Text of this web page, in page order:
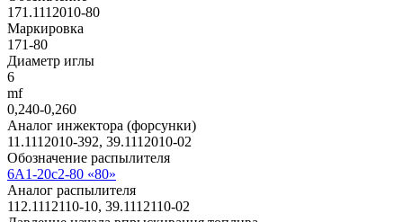
171.1112010-80
Маркировка
171-80
Диаметр иглы
6
mf
0,240-0,260
Аналог инжектора (форсунки)
11.1112010-392, 39.1112010-02
Обозначение распылителя
6А1-20с2-80 «80»
Аналог распылителя
112.1112110-10, 39.1112110-02